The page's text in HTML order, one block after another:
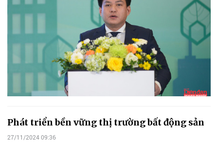
Phát triển bền vững thị trường bất động sản
27/11/2024 09:36